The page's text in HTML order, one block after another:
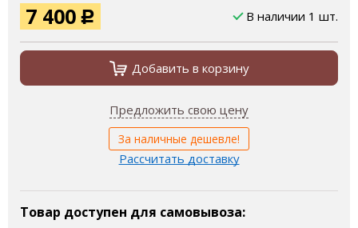
7 400 Р В наличии 1 шт.
Добавить в корзину
Предложить свою цену
За наличные дешевле!
Рассчитать доставку
Товар доступен для самовывоза: